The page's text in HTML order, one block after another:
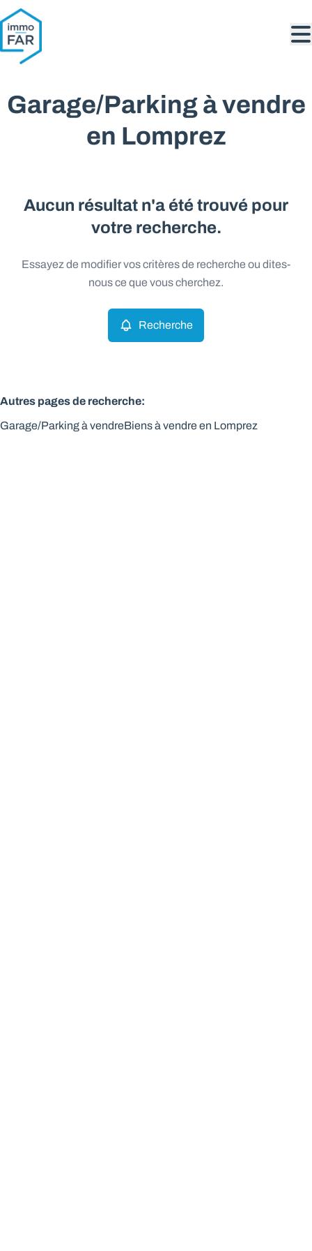
Aller au contenu principal
Garage/Parking à vendre
en Lomprez
Aucun résultat n'a été trouvé pour
votre recherche.
Essayez de modifier vos critères de recherche ou dites-
nous ce que vous cherchez.
Recherche
Autres pages de recherche:
Garage/Parking à vendreBiens à vendre en Lomprez